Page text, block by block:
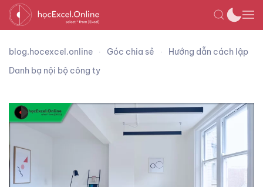
blog.hocexcel.online Góc chia sẻ
Hướng dẫn cách lập
Danh bạ nội bộ công ty